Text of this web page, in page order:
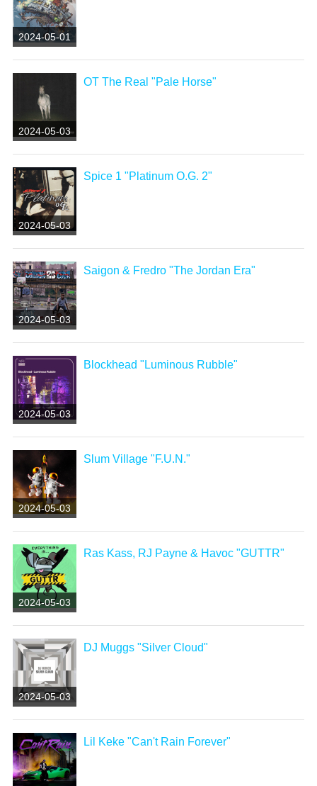
2024-05-01
2024-05-03
OT The Real "Pale Horse"
2024-05-03
Spice 1 "Platinum O.G. 2"
2024-05-03
Saigon & Fredro "The Jordan Era"
2024-05-03
Blockhead "Luminous Rubble"
2024-05-03
Slum Village "F.U.N."
2024-05-03
Ras Kass, RJ Payne & Havoc "GUTTR"
2024-05-03
DJ Muggs "Silver Cloud"
Lil Keke "Can't Rain Forever"